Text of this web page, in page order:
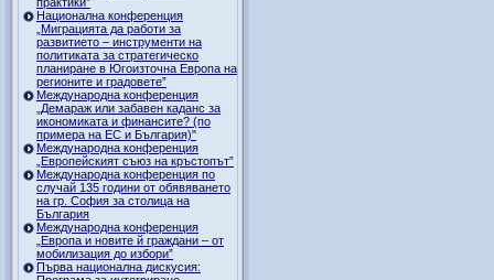
Национална конференция
„Миграцията да работи за
развитието – инструменти на
политиката за стратегическо
планиране в Югоизточна Европа на
регионите и градовете”
Международна конференция
„Демараж или забавен каданс за
икономиката и финансите? (по
примера на ЕС и България)"
Международна конференция
„Европейският съюз на кръстопът”
Международна конференция по
случай 135 години от обявяването
на гр. София за столица на
България
Международна конференция
„Европа и новите й граждани – от
мобилизация до избори”
Първа национална дискусия: